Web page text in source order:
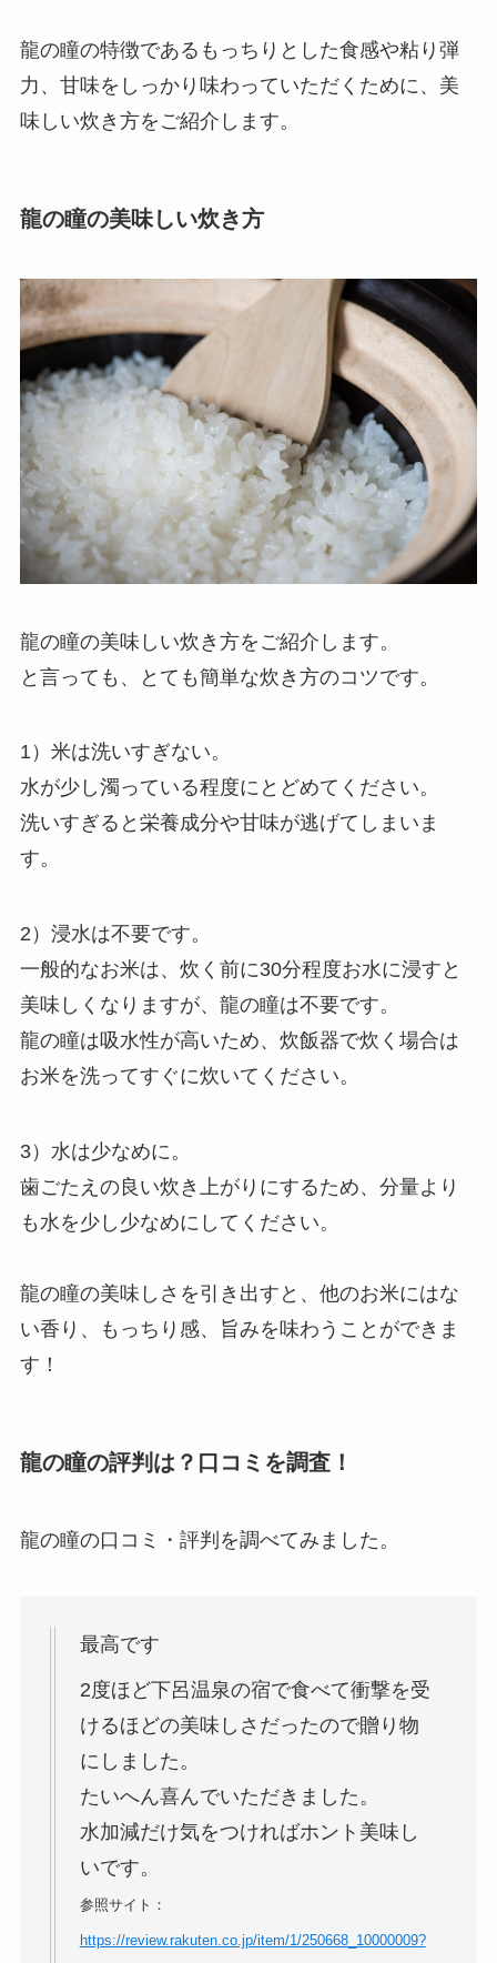
龍の瞳の特徴であるもっちりとした食感や粘り弾
力、甘味をしっかり味わっていただくために、美
味しい炊き方をご紹介します。
龍の瞳の美味しい炊き方
龍の瞳の美味しい炊き方をご紹介します。
と言っても、とても簡単な炊き方のコツです。
1）米は洗いすぎない。
水が少し濁っている程度にとどめてください。
洗いすぎると栄養成分や甘味が逃げてしまいま
す。
2）浸水は不要です。
一般的なお米は、炊く前に30分程度お水に浸すと
美味しくなりますが、龍の瞳は不要です。
龍の瞳は吸水性が高いため、炊飯器で炊く場合は
お米を洗ってすぐに炊いてください。
3）水は少なめに。
歯ごたえの良い炊き上がりにするため、分量より
も水を少し少なめにしてください。
龍の瞳の美味しさを引き出すと、他のお米にはな
い香り、もっちり感、旨みを味わうことができま
す！
龍の瞳の評判は？口コミを調査！
龍の瞳の口コミ・評判を調べてみました。
最高です
2度ほど下呂温泉の宿で食べて衝撃を受
けるほどの美味しさだったので贈り物
にしました。
たいへん喜んでいただきました。
水加減だけ気をつければホント美味し
いです。
参照サイト：
https://review.rakuten.co.jp/item/1/250668_10000009?